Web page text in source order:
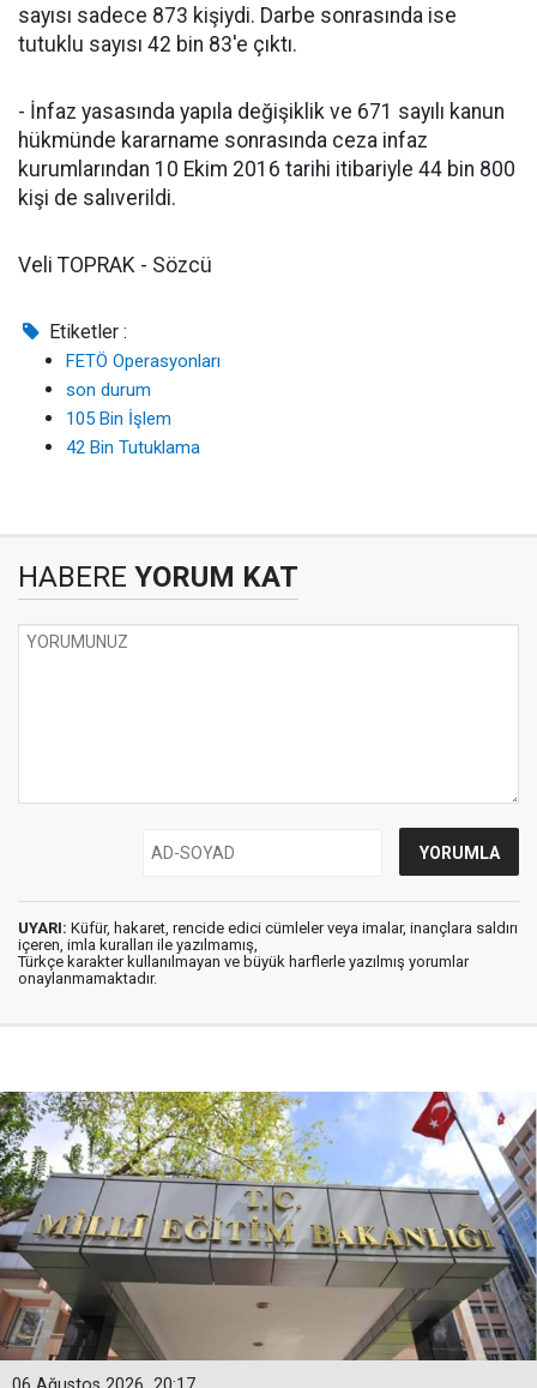
sayısı sadece 873 kişiydi. Darbe sonrasında ise
tutuklu sayısı 42 bin 83'e çıktı.
- İnfaz yasasında yapıla değişiklik ve 671 sayılı kanun
hükmünde kararname sonrasında ceza infaz
kurumlarından 10 Ekim 2016 tarihi itibariyle 44 bin 800
kişi de salıverildi.
Veli TOPRAK - Sözcü
Etiketler :
FETÖ Operasyonları
son durum
105 Bin İşlem
42 Bin Tutuklama
HABERE YORUM KAT
UYARI: Küfür, hakaret, rencide edici cümleler veya imalar, inançlara saldırı
içeren, imla kuralları ile yazılmamış,
Türkçe karakter kullanılmayan ve büyük harflerle yazılmış yorumlar
onaylanmamaktadır.